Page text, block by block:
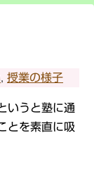
,授業の様子
いうと塾に通
とを素直に吸